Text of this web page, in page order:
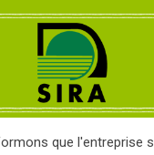
que l'entreprise